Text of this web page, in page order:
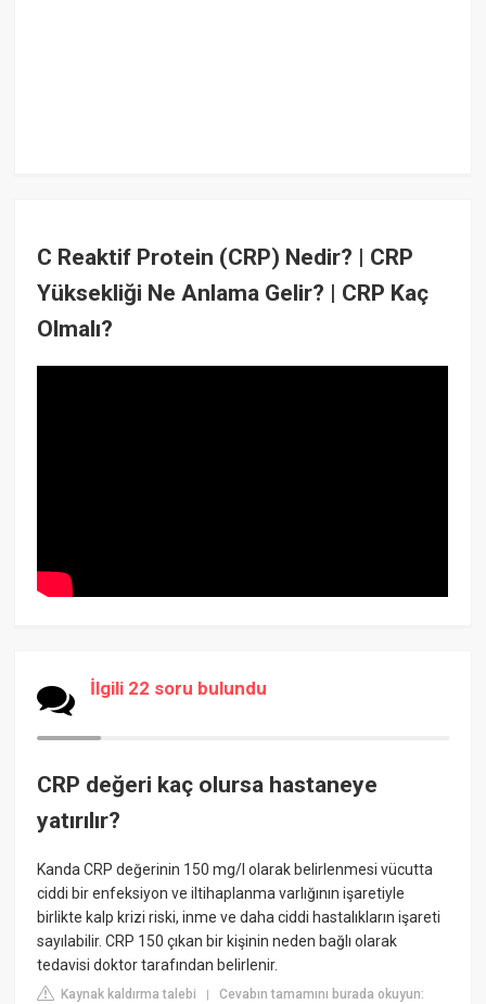
C Reaktif Protein (CRP) Nedir? | CRP
Yüksekliği Ne Anlama Gelir? | CRP Kaç
Olmalı?
İlgili 22 soru bulundu
CRP değeri kaç olursa hastaneye
yatırılır?
Kanda CRP değerinin 150 mg/l olarak belirlenmesi vücutta
ciddi bir enfeksiyon ve iltihaplanma varlığının işaretiyle
birlikte kalp krizi riski, inme ve daha ciddi hastalıkların işareti
sayılabilir. CRP 150 çıkan bir kişinin neden bağlı olarak
tedavisi doktor tarafından belirlenir.
Kaynak kaldırma talebi |Cevabın tamamını burada okuyun: